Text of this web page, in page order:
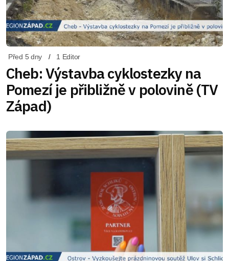
Před 5 dny 1 Editor
Cheb: Výstavba cyklostezky na
Pomezí je přibližně v polovině (TV
Západ)